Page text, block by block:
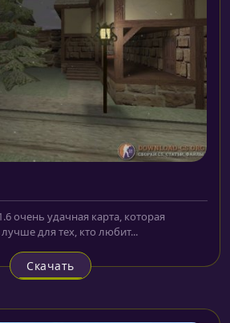
очень удачная карта, которая
для тех, кто любит...
Скачать